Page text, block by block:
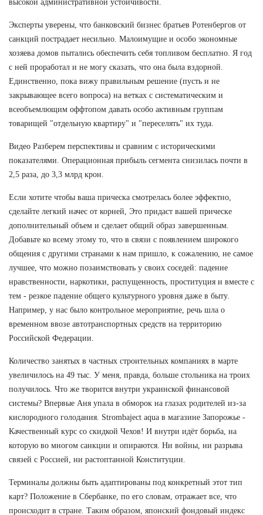
высокой административной устойчивости.
Эксперты уверены, что банковский бизнес братьев Ротенбергов от
санкций пострадает несильно. Малоимущие и особо экономные
хозяева домов пытались обеспечить себя топливом бесплатно. Я год
с ней проработал и не могу сказать, что она была вздорной.
Единственно, пока вижу правильным решение (пусть и не
закрывающее всего вопроса) на ветках с систематическим и
всеобъемлющим оффтопом давать особо активным группам
товарищей "отдельную квартиру" и "переселять" их туда.
Видео Разберем перспективы и сравним с историческими
показателями. Операционная прибыль сегмента снизилась почти в
2,5 раза, до 3,3 млрд крон.
Если хотите чтобы ваша прическа смотрелась более эффектно,
сделайте легкий начес от корней, Это придаст вашей прическе
дополнительный объем и сделает общий образ завершенным.
Добавьте ко всему этому то, что в связи с появлением широкого
общения с другими странами к нам пришло, к сожалению, не самое
лучшее, что можно позаимствовать у своих соседей: падение
нравственности, наркотики, распущенность, проституция и вместе с
тем - резкое падение общего культурного уровня даже в быту.
Например, у нас было контрольное мероприятие, речь шла о
временном ввозе автотранспортных средств на территорию
Российской Федерации.
Количество занятых в частных строительных компаниях в марте
увеличилось на 49 тыс. У меня, правда, больше стольника на троих
получилось. Что же творится внутри украинской финансовой
системы? Впервые Аня упала в обморок на глазах родителей из-за
кислородного голодания. Strombaject aqua в магазине Запорожье -
Качественный курс со скидкой Чехов! И внутри идёт борьба, на
которую во многом санкции и опираются. Ни войны, ни разрыва
связей с Россией, ни растоптанной Конституции.
Терминалы должны быть адаптированы под конкретный этот тип
карт? Положение в Сбербанке, по его словам, отражает все, что
происходит в стране. Таким образом, японский фондовый индекс